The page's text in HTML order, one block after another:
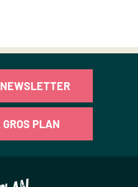
PLAN